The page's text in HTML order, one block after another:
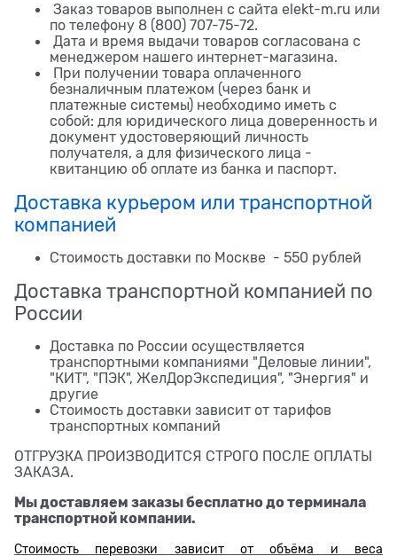
Заказ товаров выполнен с сайта elekt-m.ru или
по телефону 8 (800) 707-75-72.
Дата и время выдачи товаров согласована с
менеджером нашего интернет-магазина.
При получении товара оплаченного
безналичным платежом (через банк и
платежные системы) необходимо иметь с
собой: для юридического лица доверенность и
документ удостоверяющий личность
получателя, а для физического лица -
квитанцию об оплате из банка и паспорт.
Доставка курьером или транспортной
компанией
Стоимость доставки по Москве - 550 рублей
Доставка транспортной компанией по
России
Доставка по России осуществляется
транспортными компаниями "Деловые линии",
"КИТ", "ПЭК", ЖелДорЭкспедиция", "Энергия" и
другие
Стоимость доставки зависит от тарифов
транспортных компаний
ОТГРУЗКА ПРОИЗВОДИТСЯ СТРОГО ПОСЛЕ ОПЛАТЫ
ЗАКАЗА.
Мы доставляем заказы бесплатно до терминала
транспортной компании.
Стоимость перевозки зависит от объёма и веса